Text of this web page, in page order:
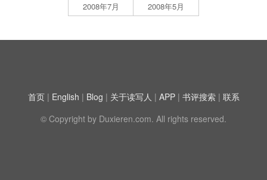
2008年7月
2008年5月
首页| English | Blog | 关于读写人 | APP| 书评搜索| 联系
© Copyright by Duxieren.com. All rights reserved.